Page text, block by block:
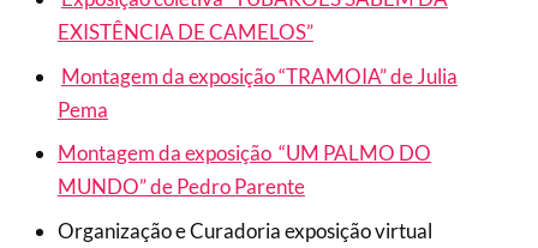
EXISTÊNCIA DE CAMELOS”
Montagem da exposição “TRAMOIA” de Julia
Pema
Montagem da exposição “UM PALMO DO
MUNDO” de Pedro Parente
Organização e Curadoria exposição virtual